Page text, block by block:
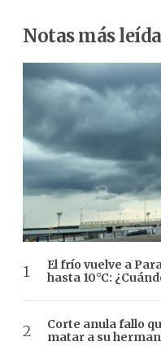
Notas más
El frío vuelve a
hasta 10°C:
Corte anula fallo
matar a su